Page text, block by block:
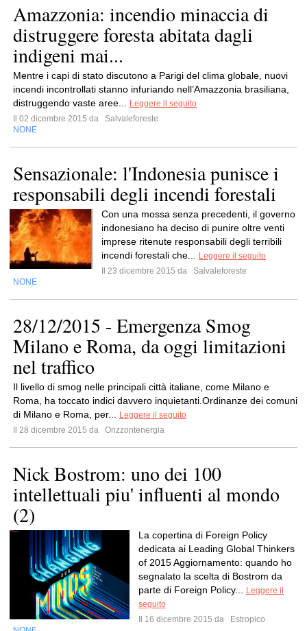
Amazzonia: incendio minaccia di
distruggere foresta abitata dagli
indigeni mai...
Mentre i capi di stato discutono a Parigi del clima globale, nuovi
incendi incontrollati stanno infuriando nell’Amazzonia brasiliana,
distruggendo vaste aree...
Leggere il seguito
Il 02 dicembre 2015 da
Salvaleforeste
NONE
Sensazionale: l'Indonesia punisce i
responsabili degli incendi forestali
Con una mossa senza precedenti, il governo
indonesiano ha deciso di punire oltre venti
imprese ritenute responsabili degli terribili
incendi forestali che...
Leggere il seguito
Il 23 dicembre 2015 da
Salvaleforeste
NONE
28/12/2015 - Emergenza Smog
Milano e Roma, da oggi limitazioni
nel traffico
Il livello di smog nelle principali città italiane, come Milano e
Roma, ha toccato indici davvero inquietanti.Ordinanze dei comuni
di Milano e Roma, per...
Leggere il seguito
Il 28 dicembre 2015 da
Orizzontenergia
Nick Bostrom: uno dei 100
intellettuali piu' influenti al mondo
(2)
La copertina di Foreign Policy
dedicata ai Leading Global Thinkers
of 2015 Aggiornamento: quando ho
segnalato la scelta di Bostrom da
parte di Foreign Policy...
Leggere il
seguito
Il 16 dicembre 2015 da
Estropico